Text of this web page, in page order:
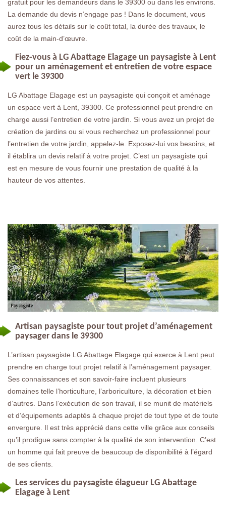
gratuit pour les demandeurs dans le 39300 ou dans les environs.
La demande du devis n’engage pas ! Dans le document, vous
aurez tous les détails sur le coût total, la durée des travaux, le
coût de la main-d’œuvre.
Fiez-vous à LG Abattage Elagage un paysagiste à Lent
pour un aménagement et entretien de votre espace
vert le 39300
LG Abattage Elagage est un paysagiste qui conçoit et aménage
un espace vert à Lent, 39300. Ce professionnel peut prendre en
charge aussi l’entretien de votre jardin. Si vous avez un projet de
création de jardins ou si vous recherchez un professionnel pour
l’entretien de votre jardin, appelez-le. Exposez-lui vos besoins, et
il établira un devis relatif à votre projet. C’est un paysagiste qui
est en mesure de vous fournir une prestation de qualité à la
hauteur de vos attentes.
Artisan paysagiste pour tout projet d’aménagement
paysager dans le 39300
L’artisan paysagiste LG Abattage Elagage qui exerce à Lent peut
prendre en charge tout projet relatif à l’aménagement paysager.
Ses connaissances et son savoir-faire incluent plusieurs
domaines telle l’horticulture, l’arboriculture, la décoration et bien
d’autres. Dans l’exécution de son travail, il se munit de matériels
et d’équipements adaptés à chaque projet de tout type et de toute
envergure. Il est très apprécié dans cette ville grâce aux conseils
qu’il prodigue sans compter à la qualité de son intervention. C’est
un homme qui fait preuve de beaucoup de disponibilité à l’égard
de ses clients.
Les services du paysagiste élagueur LG Abattage
Elagage à Lent